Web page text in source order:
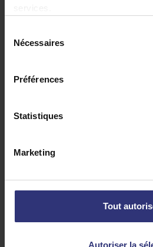
Nécessaires
Préférences
Statistiques
Marketing
Tout
Autoriser la
1 c.à.s. de ghee végétal
1 c.à.c. de feuilles de
1 tasse de yaourt grec entier
1 c.à.s. d’huile d’olive extra